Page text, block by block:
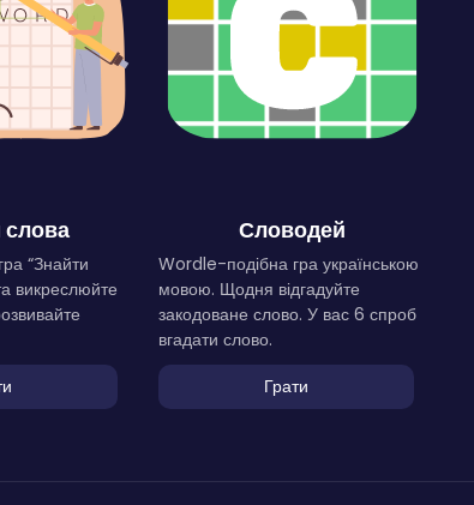
“Знайти
викреслюйте
Словодей
Wordle-подібна гра українською
мовою. Щодня відгадуйте
закодоване слово. У вас 6 спроб
вгадати слово.
Грати